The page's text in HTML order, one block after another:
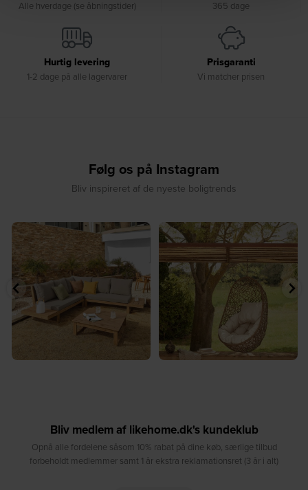
Alle hverdage (se åbningstider) 365 dage
Hurtig levering
1-2 dage på alle lagervarer
Prisgaranti
Vi matcher prisen
Følg os på Instagram
Bliv inspireret af de nyeste boligtrends
☀️ Sommerens naturlige
samlingspunkt⁠
8 0
☀️ Find dit yndlingssted denne
sommer⁠
8 0
Bliv medlem af likehome.dk's kundeklub
Opnå alle fordelene såsom 10% rabat på dine køb, særlige tilbud
forbeholdt medlemmer samt 1 år ekstra reklamationsret (3 år i alt)